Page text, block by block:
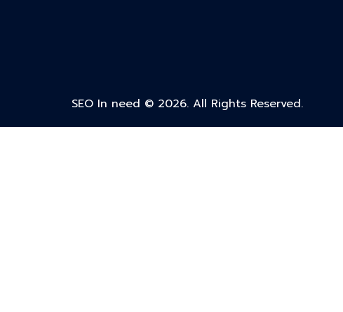
SEO In need © 2026. All Rights Reserved.